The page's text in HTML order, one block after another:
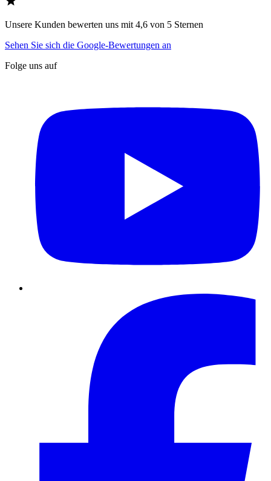
Unsere Kunden bewerten uns mit 4,6 von 5 Sternen
Sehen Sie sich die Google-Bewertungen an
Folge uns auf